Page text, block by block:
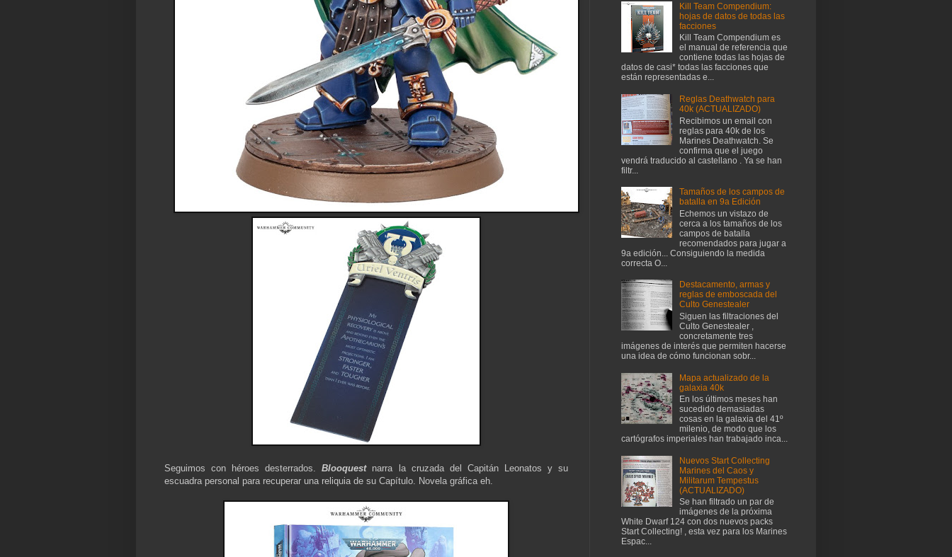
Seguimos con héroes desterrados.Blooquestnarra la cruzada del Capitán Leonatos y su
escuadra personal para recuperar una reliquia de su Capítulo. Novela gráfica eh.
Kill Team Compendium:
hojas de datos de todas las
facciones
Kill Team Compendium es
el manual de referencia que
contiene todas las hojas de
datos de casi* todas las facciones que
están representadas e...
Reglas Deathwatch para
40k (ACTUALIZADO)
Recibimos un email con
reglas para 40k de los
Marines Deathwatch. Se
confirma que el juego
vendrá traducido al castellano . Ya se han
filtr...
Tamaños de los campos de
batalla en 9a Edición
Echemos un vistazo de
cerca a los tamaños de los
campos de batalla
recomendados para jugar a
9a edición... Consiguiendo la medida
correcta O...
Destacamento, armas y
reglas de emboscada del
Culto Genestealer
Siguen las filtraciones del
Culto Genestealer ,
concretamente tres
imágenes de interés que permiten hacerse
una idea de cómo funcionan sobr...
Mapa actualizado de la
galaxia 40k
En los últimos meses han
sucedido demasiadas
cosas en la galaxia del 41º
milenio, de modo que los
cartógrafos imperiales han trabajado inca...
Nuevos Start Collecting
Marines del Caos y
Militarum Tempestus
(ACTUALIZADO)
Se han filtrado un par de
imágenes de la próxima
White Dwarf 124 con dos nuevos packs
Start Collecting! , esta vez para los Marines
Espac...